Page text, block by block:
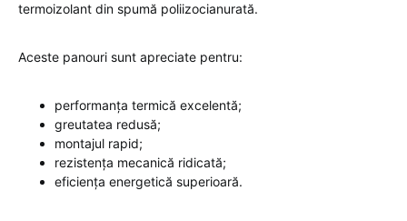
termoizolant din spumă poliizocianurată.
Aceste panouri sunt apreciate pentru:
performanța termică excelentă;
greutatea redusă;
montajul rapid;
rezistența mecanică ridicată;
eficiența energetică superioară.